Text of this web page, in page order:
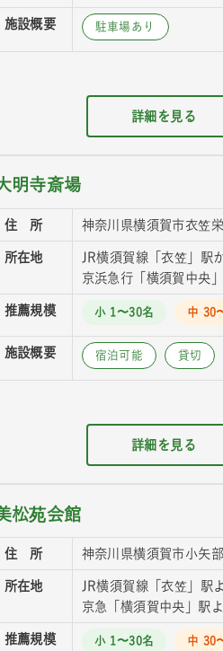
施設概要 駐車場あり
詳細を見る
明寺斎場
住 所 神奈川県横須賀市衣笠
所在地
JR横須賀線「衣笠」駅
京浜急行「横須賀中央
推薦規模 小 1〜30名 中 30
施設概要 宿泊可能 貸切
詳細を見る
松苑会館
住 所 神奈川県横須賀市小矢
所在地
JR横須賀線「衣笠」駅
京急「横須賀中央」駅
推薦規模 小 1〜30名 中 30